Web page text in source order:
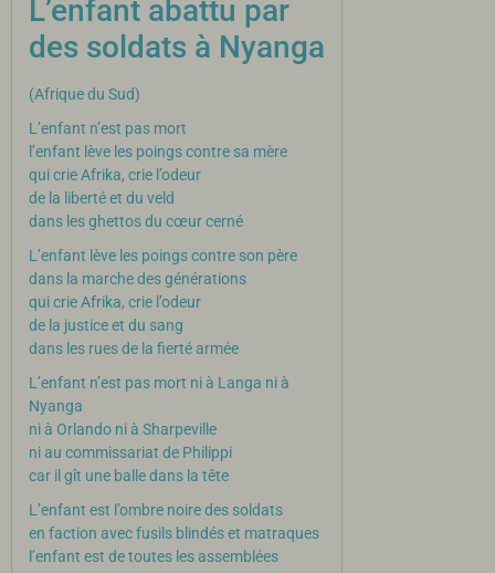
L’enfant abattu par
des soldats à Nyanga
(Afrique du Sud)
L’enfant n’est pas mort
l’enfant lève les poings contre sa mère
qui crie Afrika, crie l’odeur
de la liberté et du veld
dans les ghettos du cœur cerné
L’enfant lève les poings contre son père
dans la marche des générations
qui crie Afrika, crie l’odeur
de la justice et du sang
dans les rues de la fierté armée
L’enfant n’est pas mort ni à Langa ni à
Nyanga
ni à Orlando ni à Sharpeville
ni au commissariat de Philippi
car il gît une balle dans la tête
L’enfant est l’ombre noire des soldats
en faction avec fusils blindés et matraques
l’enfant est de toutes les assemblées